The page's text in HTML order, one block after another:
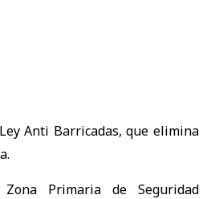
Anti Barricadas, que elimina
Primaria de Seguridad